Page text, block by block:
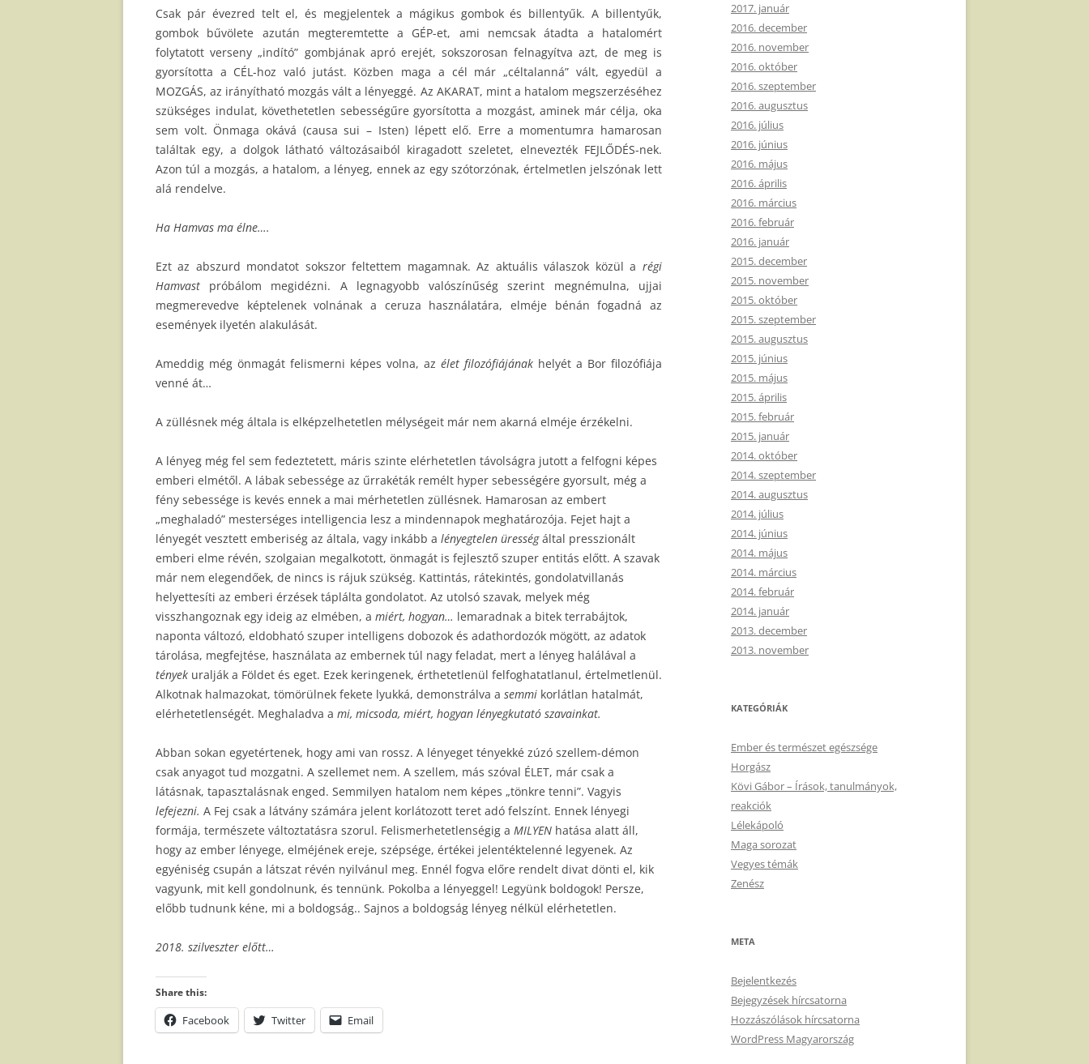
Csak pár évezred telt el, és megjelentek a mágikus gombok és billentyűk. A billentyűk,
gombok bűvölete azután megteremtette a GÉP-et, ami nemcsak átadta a hatalomért
folytatott verseny „indító” gombjának apró erejét, sokszorosan felnagyítva azt, de meg is
gyorsította a CÉL-hoz való jutást. Közben maga a cél már „céltalanná” vált, egyedül a
MOZGÁS, az irányítható mozgás vált a lényeggé. Az AKARAT, mint a hatalom megszerzéséhez
szükséges indulat, követhetetlen sebességűre gyorsította a mozgást, aminek már célja, oka
sem volt. Önmaga okává (causa sui – Isten) lépett elő. Erre a momentumra hamarosan
találtak egy, a dolgok látható változásaiból kiragadott szeletet, elnevezték FEJLŐDÉS-nek.
Azon túl a mozgás, a hatalom, a lényeg, ennek az egy szótorzónak, értelmetlen jelszónak lett
alá rendelve.
Ha Hamvas ma élne….
Ezt az abszurd mondatot sokszor feltettem magamnak. Az aktuális válaszok közül a régi
Hamvast próbálom megidézni. A legnagyobb valószínűség szerint megnémulna, ujjai
megmerevedve képtelenek volnának a ceruza használatára, elméje bénán fogadná az
események ilyetén alakulását.
Ameddig még önmagát felismerni képes volna, az élet filozófiájának helyét a Bor filozófiája
venné át…
A züllésnek még általa is elképzelhetetlen mélységeit már nem akarná elméje érzékelni.
A lényeg még fel sem fedeztetett, máris szinte elérhetetlen távolságra jutott a felfogni képes
emberi elmétől. A lábak sebessége az űrrakéták remélt hyper sebességére gyorsult, még a
fény sebessége is kevés ennek a mai mérhetetlen züllésnek. Hamarosan az embert
„meghaladó” mesterséges intelligencia lesz a mindennapok meghatározója. Fejet hajt a
lényegét vesztett emberiség az általa, vagy inkább a lényegtelen ürességáltal presszionált
emberi elme révén, szolgaian megalkotott, önmagát is fejlesztő szuper entitás előtt. A szavak
már nem elegendőek, de nincs is rájuk szükség. Kattintás, rátekintés, gondolatvillanás
helyettesíti az emberi érzések táplálta gondolatot. Az utolsó szavak, melyek még
visszhangoznak egy ideig az elmében, a miért, hogyan… lemaradnak a bitek terrabájtok,
naponta változó, eldobható szuper intelligens dobozok és adathordozók mögött, az adatok
tárolása, megfejtése, használata az embernek túl nagy feladat, mert a lényeg halálával a
tények uralják a Földet és eget. Ezek keringenek, érthetetlenül felfoghatatlanul, értelmetlenül.
Alkotnak halmazokat, tömörülnek fekete lyukká, demonstrálva a semmi korlátlan hatalmát,
elérhetetlenségét. Meghaladva a mi, micsoda, miért, hogyan lényegkutató szavainkat.
Abban sokan egyetértenek, hogy ami van rossz. A lényeget tényekké zúzó szellem-démon
csak anyagot tud mozgatni. A szellemet nem. A szellem, más szóval ÉLET, már csak a
látásnak, tapasztalásnak enged. Semmilyen hatalom nem képes „tönkre tenni”. Vagyis
lefejezni. A Fej csak a látvány számára jelent korlátozott teret adó felszínt. Ennek lényegi
formája, természete változtatásra szorul. Felismerhetetlenségig a MILYEN hatása alatt áll,
hogy az ember lényege, elméjének ereje, szépsége, értékei jelentéktelenné legyenek. Az
egyéniség csupán a látszat révén nyilvánul meg. Ennél fogva előre rendelt divat dönti el, kik
vagyunk, mit kell gondolnunk, és tennünk. Pokolba a lényeggel! Legyünk boldogok! Persze,
előbb tudnunk kéne, mi a boldogság.. Sajnos a boldogság lényeg nélkül elérhetetlen.
2018. szilveszter előtt…
Share this:
Facebook Twitter Email
2017. január
2016. december
2016. november
2016. október
2016. szeptember
2016. augusztus
2016. július
2016. június
2016. május
2016. április
2016. március
2016. február
2016. január
2015. december
2015. november
2015. október
2015. szeptember
2015. augusztus
2015. június
2015. május
2015. április
2015. február
2015. január
2014. október
2014. szeptember
2014. augusztus
2014. július
2014. június
2014. május
2014. március
2014. február
2014. január
2013. december
2013. november
KATEGÓRIÁK
Ember és természet egészsége
Horgász
Kövi Gábor – Írások, tanulmányok,
reakciók
Lélekápoló
Maga sorozat
Vegyes témák
Zenész
META
Bejelentkezés
Bejegyzések hírcsatorna
Hozzászólások hírcsatorna
WordPress Magyarország